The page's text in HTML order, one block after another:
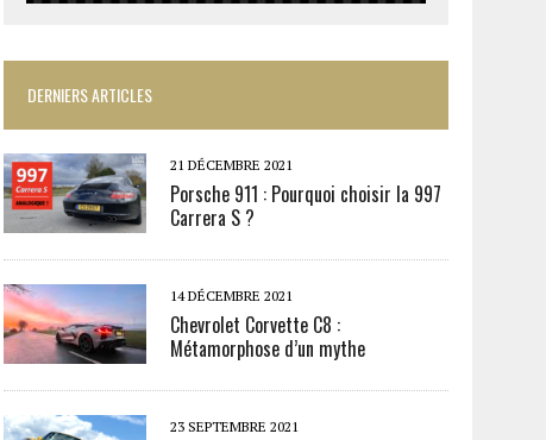
DERNIERS ARTICLES
21 DÉCEMBRE 2021
Porsche 911 : Pourquoi choisir la 997
Carrera S ?
14 DÉCEMBRE 2021
Chevrolet Corvette C8 :
Métamorphose d’un mythe
23 SEPTEMBRE 2021